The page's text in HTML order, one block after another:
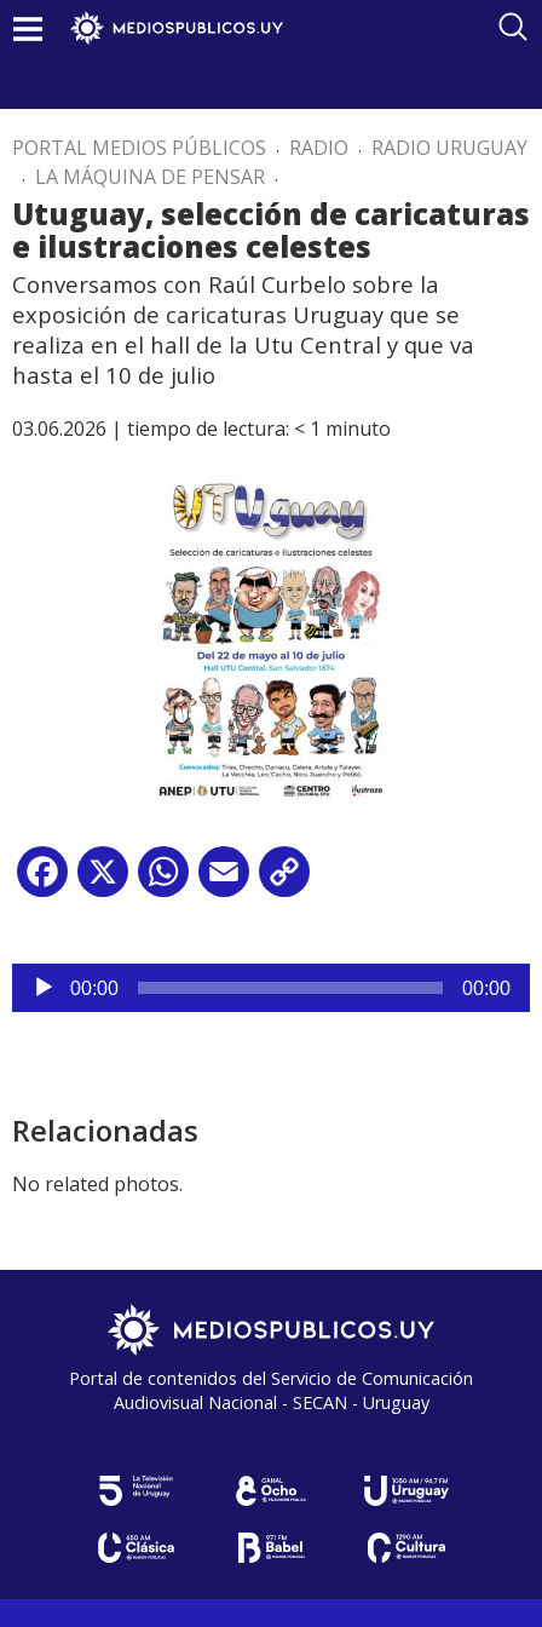
PORTAL MEDIOS PÚBLICOS . RADIO . RADIO URUGUAY
. LA MÁQUINA DE PENSAR .
Utuguay, selección de caricaturas
e ilustraciones celestes
Conversamos con Raúl Curbelo sobre la
exposición de caricaturas Uruguay que se
realiza en el hall de la Utu Central y que va
hasta el 10 de julio
03.06.2026 | tiempo de lectura: < 1 minuto
Facebook
X WhatsApp
Email
Reproductor
de
00:00 00:00
Relacionadas
No related photos.
Portal de contenidos del Servicio de Comunicación
Audiovisual Nacional - SECAN - Uruguay